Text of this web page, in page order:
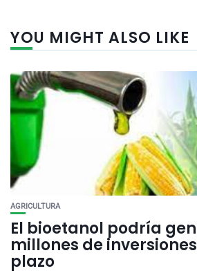
YOU MIGHT ALSO LIKE
AGRICULTURA
El bioetanol podría
millones de
plazo